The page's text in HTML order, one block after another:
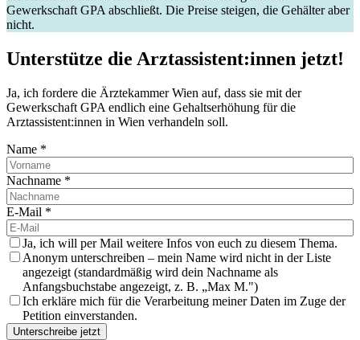
Gewerkschaft GPA abschließt. Die Preise steigen, die Gehälter aber
nicht.
Unterstütze die Arztassistent:innen jetzt!
Ja, ich fordere die Ärztekammer Wien auf, dass sie mit der
Gewerkschaft GPA endlich eine Gehaltserhöhung für die
Arztassistent:innen in Wien verhandeln soll.
Name *
Nachname *
E-Mail *
Ja, ich will per Mail weitere Infos von euch zu diesem Thema.
Anonym unterschreiben – mein Name wird nicht in der Liste
angezeigt (standardmäßig wird dein Nachname als
Anfangsbuchstabe angezeigt, z. B. „Max M.")
Ich erkläre mich für die Verarbeitung meiner Daten im Zuge der
Petition einverstanden.
Unterschreibe jetzt